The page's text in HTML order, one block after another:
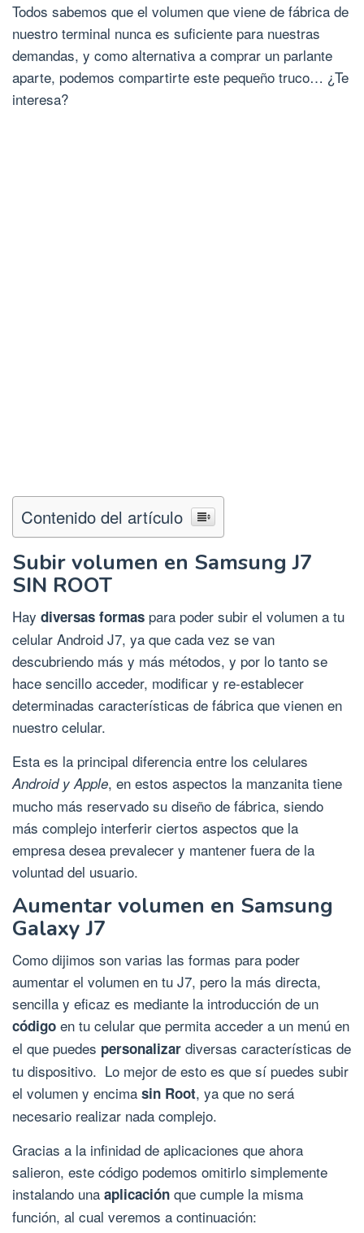
Todos sabemos que el volumen que viene de fábrica de
nuestro terminal nunca es suficiente para nuestras
demandas, y como alternativa a comprar un parlante
aparte, podemos compartirte este pequeño truco… ¿Te
interesa?
Contenido del artículo
Subir volumen en Samsung J7
SIN ROOT
Hay diversas formas para poder subir el volumen a tu
celular Android J7, ya que cada vez se van
descubriendo más y más métodos, y por lo tanto se
hace sencillo acceder, modificar y re-establecer
determinadas características de fábrica que vienen en
nuestro celular.
Esta es la principal diferencia entre los celulares
Android y Apple, en estos aspectos la manzanita tiene
mucho más reservado su diseño de fábrica, siendo
más complejo interferir ciertos aspectos que la
empresa desea prevalecer y mantener fuera de la
voluntad del usuario.
Aumentar volumen en Samsung
Galaxy J7
Como dijimos son varias las formas para poder
aumentar el volumen en tu J7, pero la más directa,
sencilla y eficaz es mediante la introducción de un
código en tu celular que permita acceder a un menú en
el que puedes personalizar diversas características de
tu dispositivo. Lo mejor de esto es que sí puedes subir
el volumen y encima sin Root, ya que no será
necesario realizar nada complejo.
Gracias a la infinidad de aplicaciones que ahora
salieron, este código podemos omitirlo simplemente
instalando una aplicación que cumple la misma
función, al cual veremos a continuación: